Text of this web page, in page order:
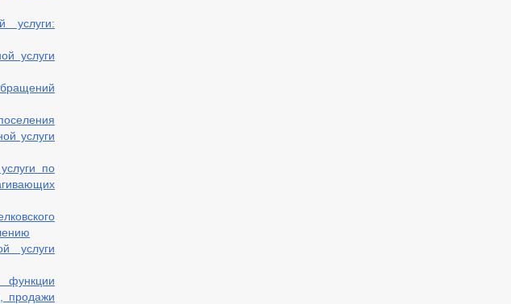
услуги:
услуги
услуги
по
услуги
продажи